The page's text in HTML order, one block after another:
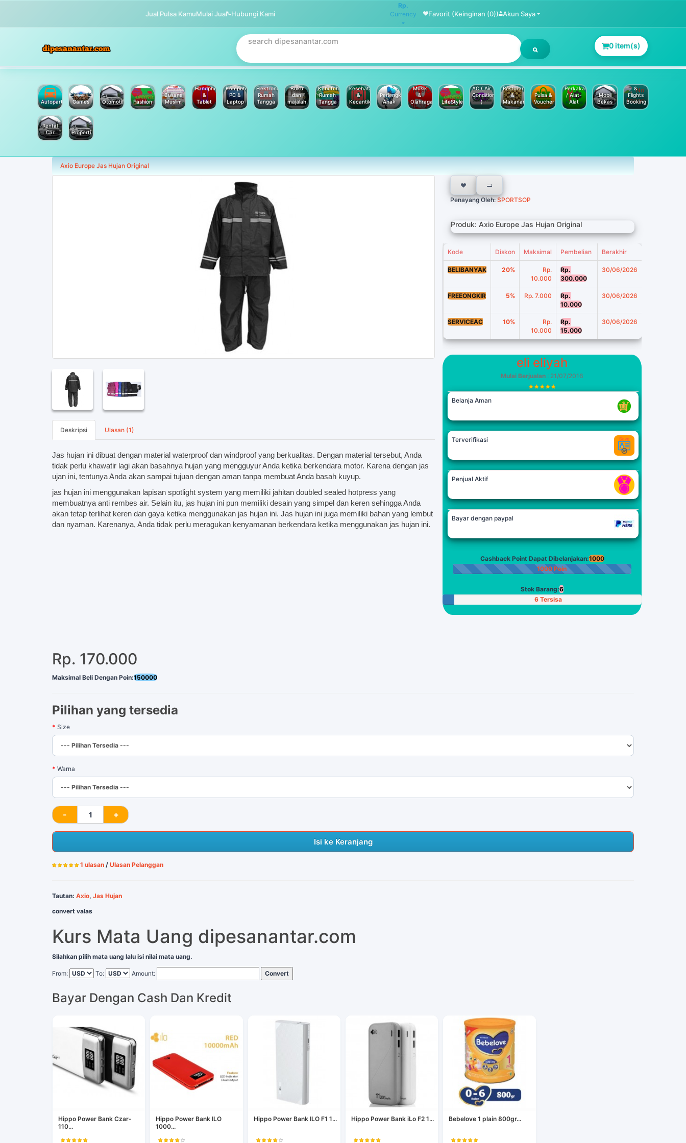
Jual Pulsa KamuMulai Jual Hubungi Kami
Rp.
Currency
Favorit (Keinginan (0)) Akun Saya
0 item(s)
Autoparts Games Otomotif Fashion
Busana
Muslim
Handphone
&
Tablet
Komputer
PC &
Laptop
Elektronik
Rumah
Tangga
Buku
dan
majalah
Kebutuhan
Rumah
Tangga
kesehatan
&
Kecantikan
Perlengkapan
Anak
Musik
&
Olahraga
LifeStyle
AC ( Air
Conditioner
)
Restoran
&
Makanan
Pulsa &
Voucher
Perkakas
/ Alat-
Alat
Mobil
Bekas
&
Flights
Booking
Rental
Car
Properti
Axio Europe Jas Hujan Original
Deskripsi Ulasan (1)
Jas hujan ini dibuat dengan material waterproof dan windproof yang berkualitas. Dengan material tersebut, Anda
tidak perlu khawatir lagi akan basahnya hujan yang mengguyur Anda ketika berkendara motor. Karena dengan jas
ujan ini, tentunya Anda akan sampai tujuan dengan aman tanpa membuat Anda basah kuyup.
jas hujan ini menggunakan lapisan spotlight system yang memiliki jahitan doubled sealed hotpress yang
membuatnya anti rembes air. Selain itu, jas hujan ini pun memiliki desain yang simpel dan keren sehingga Anda
akan tetap terlihat keren dan gaya ketika menggunakan jas hujan ini. Jas hujan ini juga memiliki bahan yang lembut
dan nyaman. Karenanya, Anda tidak perlu meragukan kenyamanan berkendara ketika menggunakan jas hujan ini.
Penayang Oleh:SPORTSOP
Produk: Axio Europe Jas Hujan Original
Kode Diskon Maksimal Pembelian Berakhir
BELIBANYAK 20%
Rp.
10.000
Rp.
300.000
30/06/2026
FREEONGKIR 5% Rp. 7.000
Rp.
10.000
30/06/2026
SERVICEAC 10%
Rp.
10.000
Rp.
15.000
30/06/2026
eli eliyah
Mulai Berjualan : 21/07/2016
Belanja Aman
Terverifikasi
Penjual Aktif
Bayar dengan paypal
Cashback Point Dapat Dibelanjakan:1000
1000 Poin
Stok Barang:6
6 Tersisa
Rp. 170.000
Maksimal Beli Dengan Poin:150000
Pilihan yang tersedia
Size
Warna
Isi ke Keranjang
1 ulasan / Ulasan Pelanggan
Tautan: Axio, Jas Hujan
convert valas
Kurs Mata Uang dipesanantar.com
Silahkan pilih mata uang lalu isi nilai mata uang.
From: To: Amount: Convert
Bayar Dengan Cash Dan Kredit
Hippo Power Bank Czar-
110...
Hippo Power Bank ILO
1000...
Hippo Power Bank ILO F1 1... Hippo Power Bank iLo F2 1... Bebelove 1 plain 800gr...